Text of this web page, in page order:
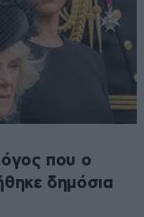
που ο
δημόσια